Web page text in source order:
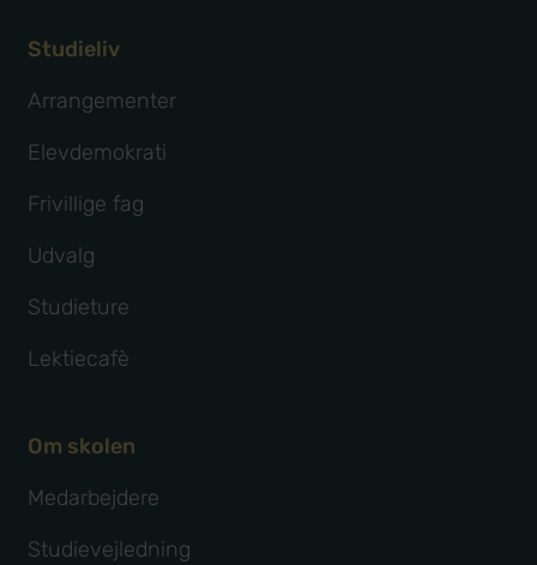
Studieliv
Arrangementer
Elevdemokrati
Frivillige fag
Udvalg
Studieture
Lektiecafè
Om skolen
Medarbejdere
Studievejledning